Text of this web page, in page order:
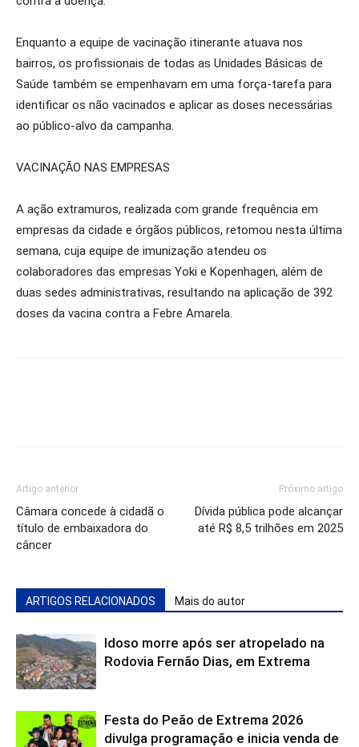
Enquanto a equipe de vacinação itinerante atuava nos
bairros, os profissionais de todas as Unidades Básicas de
Saúde também se empenhavam em uma força-tarefa para
identificar os não vacinados e aplicar as doses necessárias
ao público-alvo da campanha.
VACINAÇÃO NAS EMPRESAS
A ação extramuros, realizada com grande frequência em
empresas da cidade e órgãos públicos, retomou nesta última
semana, cuja equipe de imunização atendeu os
colaboradores das empresas Yoki e Kopenhagen, além de
duas sedes administrativas, resultando na aplicação de 392
doses da vacina contra a Febre Amarela.
Artigo anterior
Câmara concede à cidadã o
título de embaixadora do
câncer
Próximo artigo
Dívida pública pode alcançar
até R$ 8,5 trilhões em 2025
ARTIGOS RELACIONADOS Mais do autor
Idoso morre após ser atropelado na
Rodovia Fernão Dias, em Extrema
Festa do Peão de Extrema 2026
divulga programação e inicia venda de